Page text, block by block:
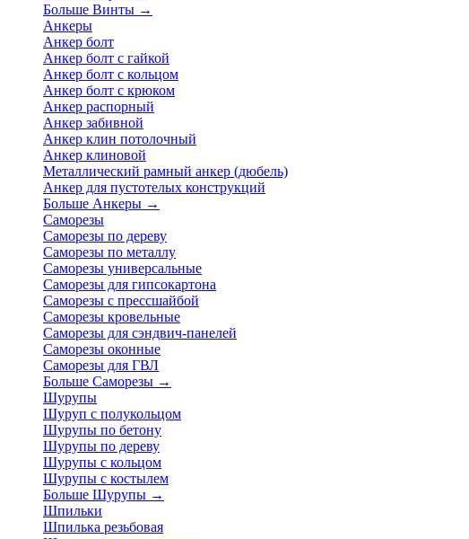
Больше Винты →
Анкеры
Анкер болт
Анкер болт с гайкой
Анкер болт с кольцом
Анкер болт с крюком
Анкер распорный
Анкер забивной
Анкер клин потолочный
Анкер клиновой
Металлический рамный анкер (дюбель)
Анкер для пустотелых конструкций
Больше Анкеры →
Саморезы
Саморезы по дереву
Саморезы по металлу
Саморезы универсальные
Саморезы для гипсокартона
Саморезы с прессшайбой
Саморезы кровельные
Саморезы для сэндвич-панелей
Саморезы оконные
Саморезы для ГВЛ
Больше Саморезы →
Шурупы
Шуруп с полукольцом
Шурупы по бетону
Шурупы по дереву
Шурупы с кольцом
Шурупы с костылем
Больше Шурупы →
Шпильки
Шпилька резьбовая